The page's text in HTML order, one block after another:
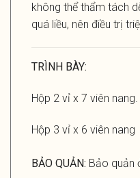
không thể thẩm tách
quá liều, nên điều trị
TRÌNH BÀY:
Hộp 2 vỉ x 7 viên nang.
Hộp 3 vỉ x 6 viên nang
BẢO QUẢN: Bảo quản